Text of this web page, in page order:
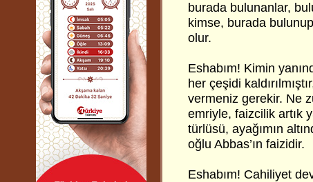
burada bulunanlar,
kimse, burada
olur.
Eshabım! Kimin
her çeşidi
vermeniz gerekir. Ne
emriyle, faizcilik artık
türlüsü, ayağımın
oğlu Abbas’ın faizidir.
Eshabım! Cahiliyet